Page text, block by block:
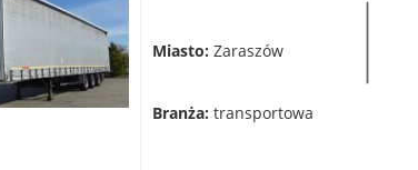
Miasto: Zaraszów
Branża: transportowa